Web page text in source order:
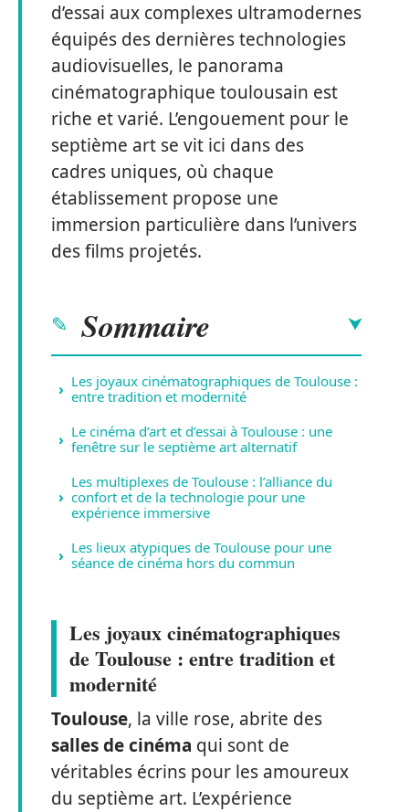
d’essai aux complexes ultramodernes
équipés des dernières technologies
audiovisuelles, le panorama
cinématographique toulousain est
riche et varié. L’engouement pour le
septième art se vit ici dans des
cadres uniques, où chaque
établissement propose une
immersion particulière dans l’univers
des films projetés.
Sommaire
Les joyaux cinématographiques de Toulouse :
entre tradition et modernité
Le cinéma d’art et d’essai à Toulouse : une
fenêtre sur le septième art alternatif
Les multiplexes de Toulouse : l’alliance du
confort et de la technologie pour une
expérience immersive
Les lieux atypiques de Toulouse pour une
séance de cinéma hors du commun
Les joyaux cinématographiques
de Toulouse : entre tradition et
modernité
Toulouse, la ville rose, abrite des
salles de cinéma qui sont de
véritables écrins pour les amoureux
du septième art. L’expérience